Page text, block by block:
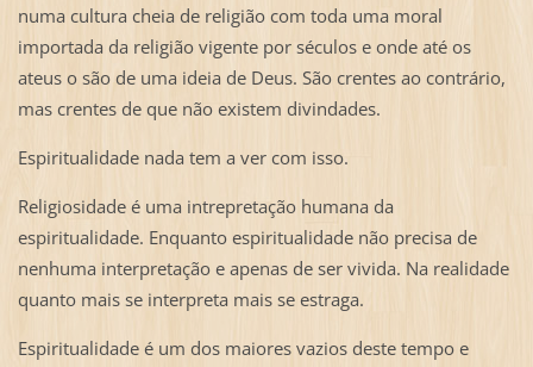
numa cultura cheia de religião com toda uma moral
importada da religião vigente por séculos e onde até os
ateus o são de uma ideia de Deus. São crentes ao contrário,
mas crentes de que não existem divindades.
Espiritualidade nada tem a ver com isso.
Religiosidade é uma intrepretação humana da
espiritualidade. Enquanto espiritualidade não precisa de
nenhuma interpretação e apenas de ser vivida. Na realidade
quanto mais se interpreta mais se estraga.
Espiritualidade é um dos maiores vazios deste tempo e